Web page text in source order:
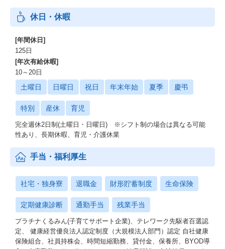
休日・休暇
[年間休日]
125日
[年次有給休暇]
10～20日
土曜日 日曜日 祝日 年末年始 夏季 慶弔
特別 産休 育児
完全週休2日制(土曜日・日曜日) ※シフト制の場合は異なる可能
性あり、長期休暇、育児・介護休業
手当・福利厚生
社宅・独身寮 退職金 財形貯蓄制度 生命保険
定期健康診断 通勤手当 残業手当
プラチナくるみん(子育てサポート企業)、テレワーク先駆者百選認
定、 健康経営優良法人認定制度（大規模法人部門）認定 自社健康
保険組合、社員持株会、時間短縮勤務、貸付金、保養所、BYOD導